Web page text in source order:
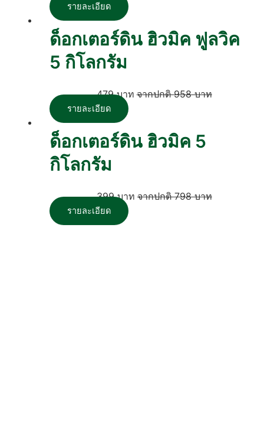
รายละเอียด
ด็อกเตอร์ดิน ฮิวมิค ฟูลวิค
5 กิโลกรัม
479บาท 958บาท
รายละเอียด
ด็อกเตอร์ดิน ฮิวมิค 5
กิโลกรัม
399บาท 798บาท
รายละเอียด